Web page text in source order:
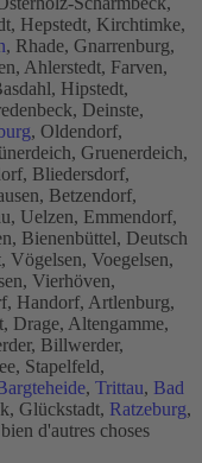
Hepstedt, Kirchtimke,
, Rhade, Gnarrenburg,
Ahlerstedt, Farven,
Hipstedt,
Deinste,
, Oldendorf,
Gruenerdeich,
Bliedersdorf,
Betzendorf,
Uelzen, Emmendorf,
Bienenbüttel, Deutsch
Vögelsen, Voegelsen,
Vierhöven,
Handorf, Artlenburg,
Drage, Altengamme,
Billwerder,
Stapelfeld,
, Trittau, Bad
Glückstadt, Ratzeburg,
d'autres choses